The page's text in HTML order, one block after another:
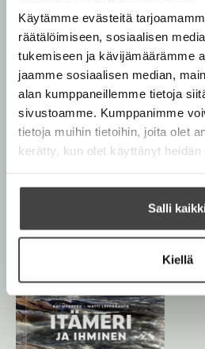
Käytämme evästeitä
räätälöimiseen, sosiaalisen
tukemiseen ja kävijämäärämme
jaamme sosiaalisen median,
alan kumppaneillemme tietoja
sivustoamme. Kumppanimme
tietoja muihin tietoihin, joita olet
kerätty, kun olet käyttänyt heidän
Salli kaikki
Kiellä
Kuva: Markko
Teokset